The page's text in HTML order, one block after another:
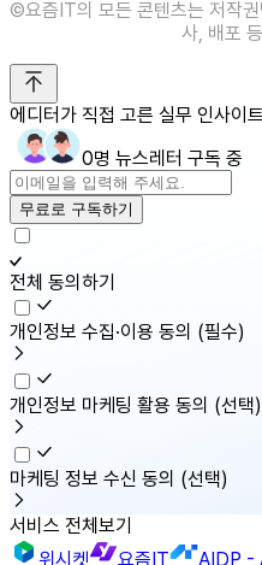
©️요즘IT의 모든 콘텐츠는 저작
사, 배포
에디터가 직접 고른 실무 인사이
0명 뉴스레터 구독 중
무료로 구독하기
전체 동의하기
개인정보 수집·이용 동의 (필수)
개인정보 마케팅 활용 동의 (선택)
마케팅 정보 수신 동의 (선택)
서비스 전체보기
위시켓
요즘IT AIDP -